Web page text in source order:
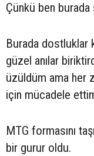
Çünkü ben
Burada dostluklar
güzel anılar
üzüldüm ama her
için mücadele
MTG formasını
bir gurur oldu.